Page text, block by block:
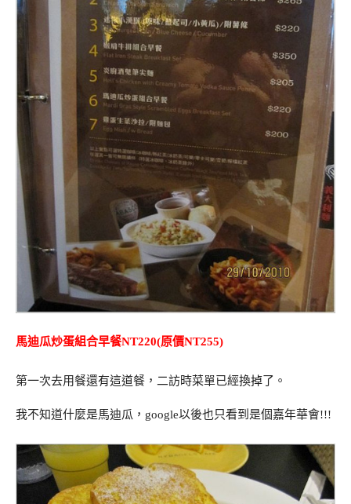
馬迪瓜炒蛋組合早餐NT220(原價NT255)
第一次去用餐還有這道餐，二訪時菜單已經換掉了。
我不知道什麼是馬迪瓜，google以後也只看到是個嘉年華會!!!